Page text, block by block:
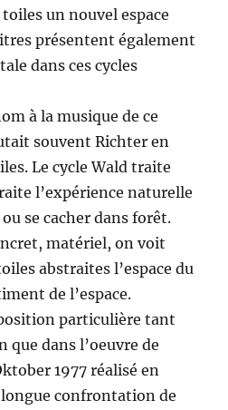
un nouvel espace
présentent également
dans ces cycles
à la musique de ce
souvent Richter en
Le cycle Wald traite
l’expérience naturelle
se cacher dans forêt.
matériel, on voit
abstraites l’espace du
de l’espace.
particulière tant
que dans l’oeuvre de
1977 réalisé en
longue confrontation de